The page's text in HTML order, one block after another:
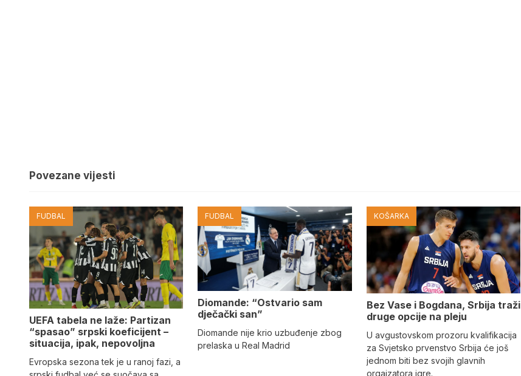
Povezane vijesti
FUDBAL
UEFA tabela ne laže: Partizan
“spasao” srpski koeficijent –
situacija, ipak, nepovoljna
Evropska sezona tek je u ranoj fazi, a
FUDBAL
Diomande: “Ostvario sam
dječački san”
Diomande nije krio uzbuđenje zbog
prelaska u Real Madrid
KOŠARKA
Bez Vase i Bogdana, Srbija traži
druge opcije na pleju
U avgustovskom prozoru kvalifikacija
za Svjetsko prvenstvo Srbija će još
jednom biti bez svojih glavnih
orgaizatora igre.